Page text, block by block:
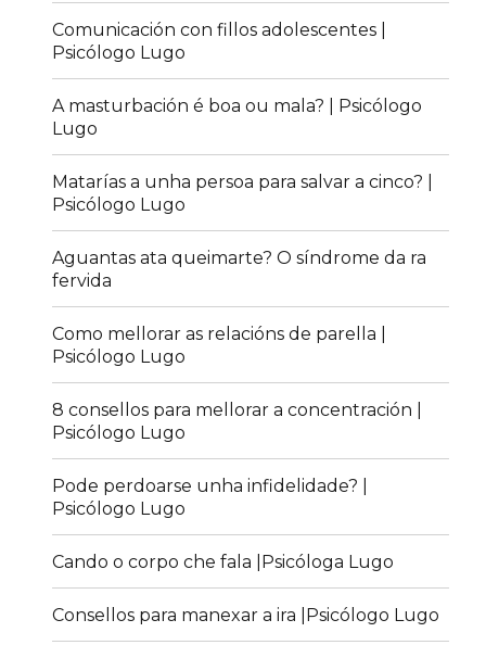
Comunicación con fillos adolescentes |
Psicólogo Lugo
A masturbación é boa ou mala? | Psicólogo
Lugo
Matarías a unha persoa para salvar a cinco? |
Psicólogo Lugo
Aguantas ata queimarte? O síndrome da ra
fervida
Como mellorar as relacións de parella |
Psicólogo Lugo
8 consellos para mellorar a concentración |
Psicólogo Lugo
Pode perdoarse unha infidelidade? |
Psicólogo Lugo
Cando o corpo che fala |Psicóloga Lugo
Consellos para manexar a ira |Psicólogo Lugo